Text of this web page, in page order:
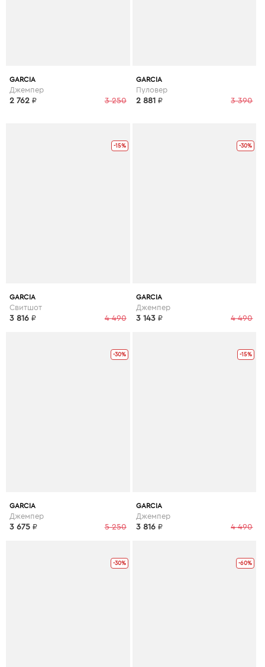
GARCIA
Джемпер
3 250
2 762 ₽
GARCIA
Пуловер
3 390
2 881 ₽
-15%
GARCIA
Свитшот
4 490
3 816 ₽
-30%
GARCIA
Джемпер
4 490
3 143 ₽
-30%
GARCIA
Джемпер
5 250
3 675 ₽
-15%
GARCIA
Джемпер
4 490
3 816 ₽
-30% -60%